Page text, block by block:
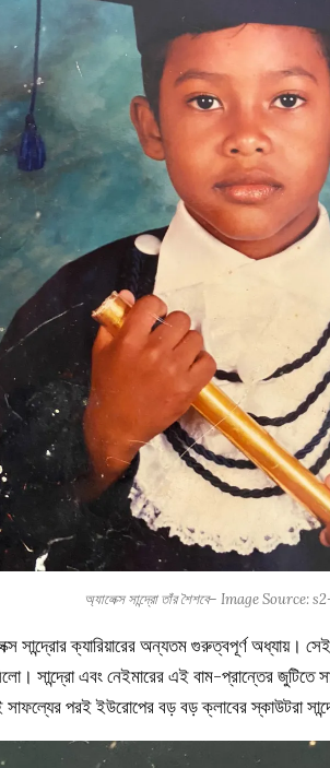
অ্যালেক্স সান্দ্রো তাঁর শৈশবে– Image
সান্দ্রোর ক্যারিয়ারের অন্যতম গুরুত্বপূর্ণ অধ্যায়।
সান্দ্রো এবং নেইমারের এই বাম-প্রান্তের
পরই ইউরোপের বড় বড় ক্লাবের স্কাউটরা